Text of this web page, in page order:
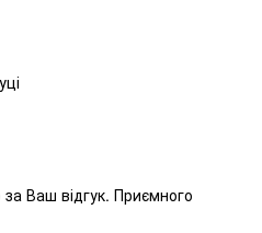
Ваш відгук. Приємного